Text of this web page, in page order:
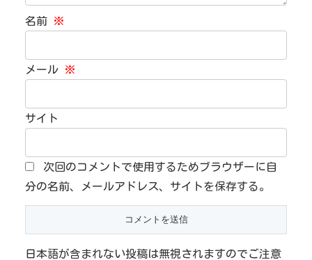
名前 ※
メール ※
サイト
次回のコメントで使用するためブラウザーに自
分の名前、メールアドレス、サイトを保存する。
日本語が含まれない投稿は無視されますのでご注意